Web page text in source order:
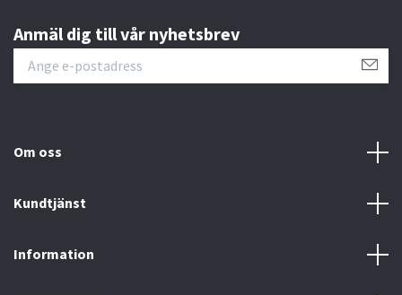
Anmäl dig till vår nyhetsbrev
Om oss
Kundtjänst
Information